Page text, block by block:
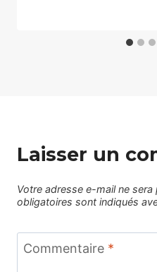
Laisser un
Votre adresse e-mail ne sera
obligatoires sont indiqués
Commentaire *